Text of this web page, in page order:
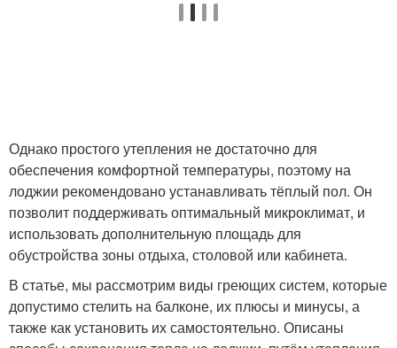
Однако простого утепления не достаточно для
обеспечения комфортной температуры, поэтому на
лоджии рекомендовано устанавливать тёплый пол. Он
позволит поддерживать оптимальный микроклимат, и
использовать дополнительную площадь для
обустройства зоны отдыха, столовой или кабинета.
В статье, мы рассмотрим виды греющих систем, которые
допустимо стелить на балконе, их плюсы и минусы, а
также как установить их самостоятельно. Описаны